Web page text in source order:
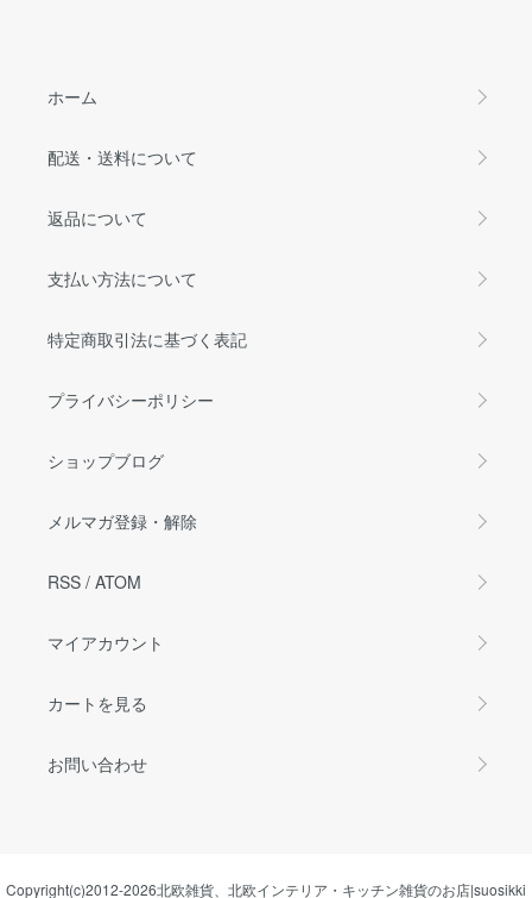
ホーム
配送・送料について
返品について
支払い方法について
特定商取引法に基づく表記
プライバシーポリシー
ショップブログ
メルマガ登録・解除
RSS / ATOM
マイアカウント
カートを見る
お問い合わせ
Copyright(c)2012-2026北欧雑貨、北欧インテリア・キッチン雑貨のお店|suosikki